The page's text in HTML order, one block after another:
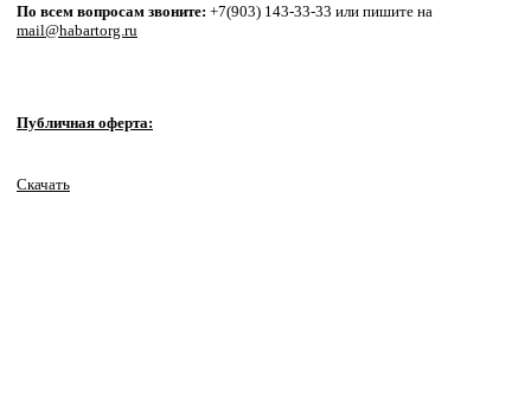
По всем вопросам звоните: +7(903) 143-33-33 или пишите на
mail@habartorg.ru
Публичная оферта:
Скачать